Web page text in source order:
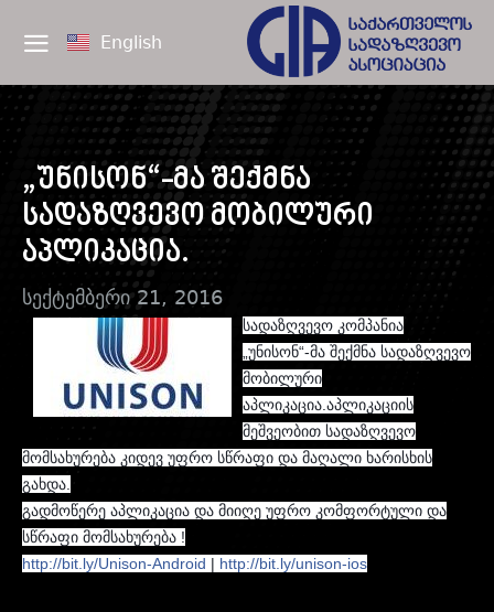
English
„უნისონ“-მა შექმნა
სადაზღვევო მობილური
აპლიკაცია.
სექტემბერი 21, 2016
სადაზღვევო კომპანია
„უნისონ“-მა შექმნა სადაზღვევო
მობილური
აპლიკაცია.აპლიკაციის
მეშვეობით სადაზღვევო
მომსახურება კიდევ უფრო სწრაფი და მაღალი ხარისხის
გახდა.
გადმოწერე აპლიკაცია და მიიღე უფრო კომფორტული და
სწრაფი მომსახურება !
http://bit.ly/Unison-Android | http://bit.ly/unison-ios